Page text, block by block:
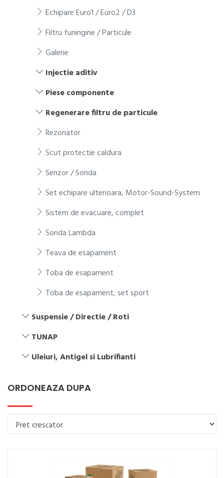
Echipare Euro1 / Euro2 / D3
Filtru funingine / Particule
Galerie
Injectie aditiv
Piese componente
Regenerare filtru de particule
Rezonator
Scut protectie caldura
Senzor / Sonda
Set echipare ulterioara, Motor-Sound-System
Sistem de evacuare, complet
Sonda Lambda
Teava de esapament
Toba de esapament
Toba de esapament, set sport
Suspensie / Directie / Roti
TUNAP
Uleiuri, Antigel si Lubrifianti
ORDONEAZA DUPA